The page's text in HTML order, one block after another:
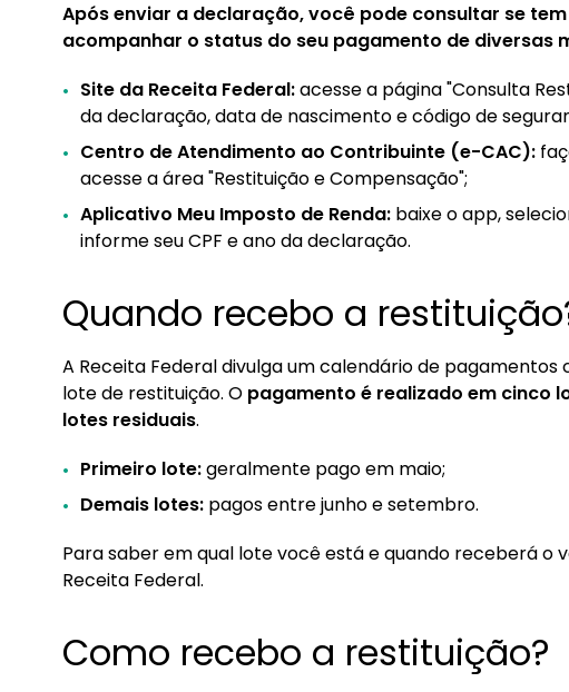
Após enviar a declaração, você pode consultar se
acompanhar o status do seu pagamento de diversas
Site da Receita Federal:acesse a página "Consulta
da declaração, data de nascimento e código de
Centro de Atendimento ao Contribuinte (e-CAC):
acesse a área "Restituição e Compensação";
Aplicativo Meu Imposto de Renda: baixe o app,
informe seu CPF e ano da declaração.
Quando recebo a
A Receita Federal divulga um calendário de
lote de restituição. O pagamento é realizado em cinco
lotes residuais.
Primeiro lote:geralmente pago em maio;
Demais lotes: pagos entre junho e setembro.
Para saber em qual lote você está e quando receberá o
Receita Federal.
Como recebo a restituição?